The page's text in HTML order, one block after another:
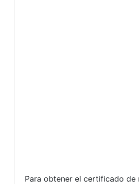
Para obtener el certificado de